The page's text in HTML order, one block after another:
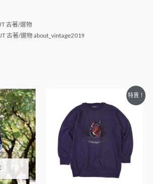
古著/選物
古著/選物 about_vintage2019
特賣！
NT$1,080。
格：
NT$960。